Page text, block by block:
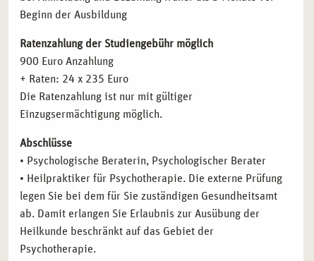
Beginn der Ausbildung
Ratenzahlung der Studiengebühr möglich
900 Euro Anzahlung
+ Raten: 24 x 235 Euro
Die Ratenzahlung ist nur mit gültiger
Einzugsermächtigung möglich.
Abschlüsse
• Psychologische Beraterin, Psychologischer Berater
• Heilpraktiker für Psychotherapie. Die externe Prüfung
legen Sie bei dem für Sie zuständigen Gesundheitsamt
ab. Damit erlangen Sie Erlaubnis zur Ausübung der
Heilkunde beschränkt auf das Gebiet der
Psychotherapie.